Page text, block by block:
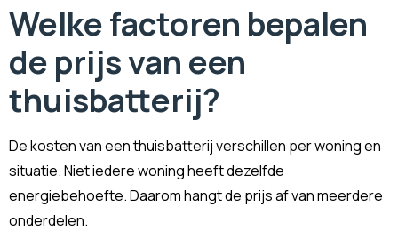
Welke factoren bepalen
de prijs van een
thuisbatterij?
De kosten van een thuisbatterij verschillen per woning en
situatie. Niet iedere woning heeft dezelfde
energiebehoefte. Daarom hangt de prijs af van meerdere
onderdelen.